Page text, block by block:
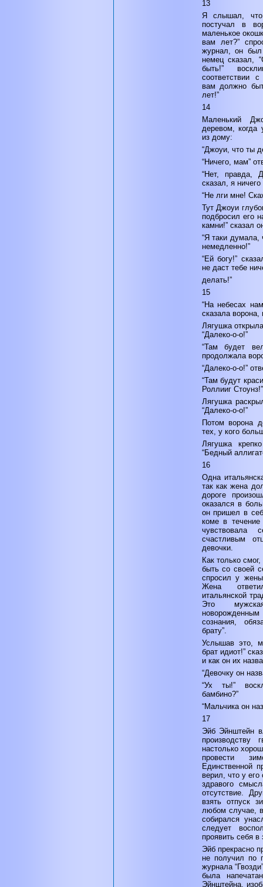
13
Я слышал,
постучал в
маленькое
вам лет?”
журнал, он был
немец сказал,
быть!”
соответствии
вам должно
лет!”
14
Маленький
деревом, когда
из дому:
“Джоуи, что ты
“Ничего, мам”
“Нет, правда,
сказал, я
“Не лги мне!
Тут Джоуи
подбросил его
камни!” сказал
“Я таки думала,
немедленно!”
“Ей богу!”
не даст тебе
делать!”
15
“На небесах
сказала ворона,
Лягушка
“Далеко-о-о!”
“Там будет
продолжала
“Далеко-о-о!”
“Там будут
Роллииг Стоунз!”
Лягушка
“Далеко-о-о!”
Потом ворона
тех, у кого
Лягушка
“Бедный
16
Одна
так как жена
дороге
оказался в
он пришел в
коме в
счастливым
девочки.
Как только
быть со своей
спросил у
Жена
итальянской
Это
сознания,
брату”.
Услышав это,
брат идиот!”
и как он их
“Девочку он
“Ух ты!”
бамбино?”
“Мальчика он
17
Эйб Эйнштейн
настолько
провести
Единственной
верил, что у
здравого
отсутствие.
взять отпуск
любом случае,
собирался
следует
проявить себя в
Эйб прекрасно
не получил по
журнала
была
Эйнштейна,